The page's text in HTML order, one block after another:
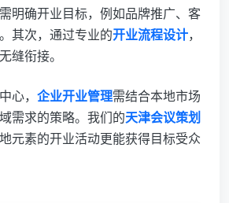
明确开业目标，例如品牌推广、客
其次，通过专业的开业流程设计，
缝衔接。
心， 企业开业管理需结合本地市场
需求的策略。我们的天津会议策划
元素的开业活动更能获得目标受众